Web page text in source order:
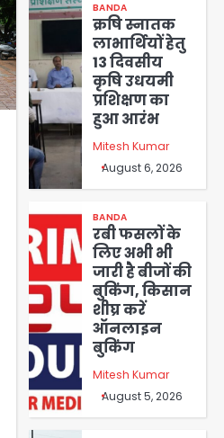
BANDA
क्रषि स्नातक
लाभार्थियों हेतु
13 दिवसीय
कृषि उधयमी
प्रशिक्षण का
हुआ आरंभ
Mitesh Kumar
August 6, 2026
BANDA
रबी फसलों के
लिए अभी भी
जारी है बीजों की
बुकिंग, किसान
शीघ्र करें
ऑनलाइन
बुकिंग
Mitesh Kumar
August 5, 2026